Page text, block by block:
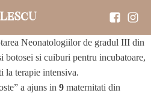
Neonatologiilor de gradul III din
botosei si cuiburi pentru incubatoare,
la terapie intensiva.
a ajuns in 9 maternitati din